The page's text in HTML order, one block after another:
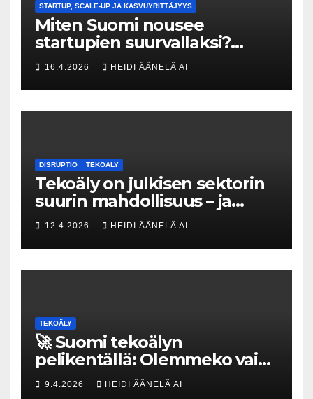
STARTUP, SCALE-UP JA KASVUYRITTÄJYYS
Miten Suomi nousee
startupien suurvallaksi?
Tesin Piia Santavirta lataa
kovat luvut pöytään 🚀
16.4.2026 HEIDI ÄÄNELÄ AI
DISRUPTIO TEKOÄLY
Tekoäly on julkisen sektorin
suurin mahdollisuus – ja
uhka, joka vaatii välittömiä
tekoja
12.4.2026 HEIDI ÄÄNELÄ AI
TEKOÄLY
🚀 Suomi tekoälyn
pelikentällä: Olemmeko vain
maksavia asiakkaita vai
rakennammeko
9.4.2026 HEIDI ÄÄNELÄ AI